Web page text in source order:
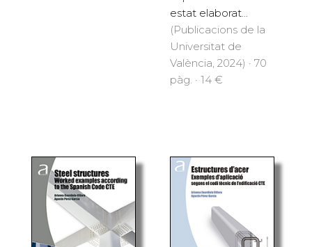
estat elaborat...
(Publicacions de la
Universitat de
València, 2024) · 70
pàg. · 14 €